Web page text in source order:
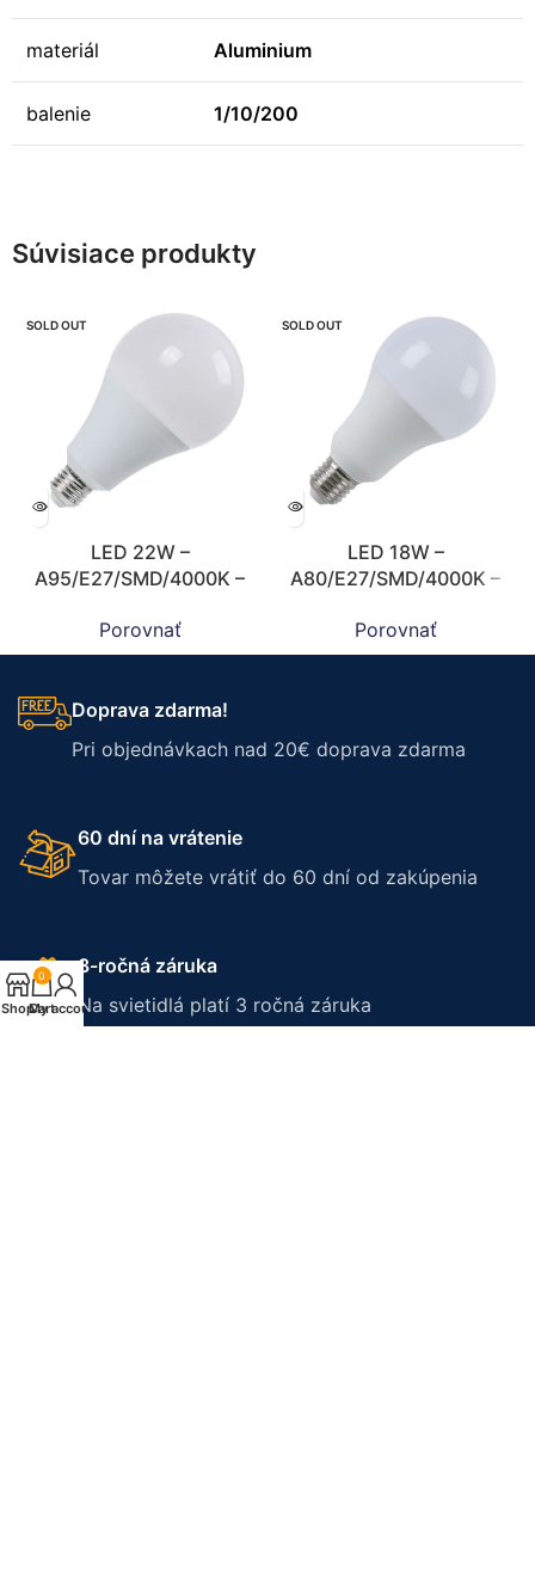
materiál Aluminium
balenie 1/10/200
Súvisiace produkty
SOLD OUT
LED 22W –
A95/E27/SMD/4000K –
Porovnať
SOLD OUT
LED 18W –
A80/E27/SMD/4000K –
Porovnať
Doprava zdarma!
Pri objednávkach nad 20€ doprava zdarma
60 dní na vrátenie
Tovar môžete vrátiť do 60 dní od zakúpenia
3-ročná záruka
Na svietidlá platí 3 ročná záruka
Shop
0
Cart
My account